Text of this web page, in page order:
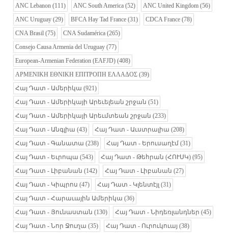
ANC Lebanon (111) ANC South America (52) ANC United Kingdom (56)
ANC Uruguay (29) BFCA Hay Tad France (31) CDCA France (78)
CNA Brasil (75) CNA Sudamérica (265)
Consejo Causa Armenia del Uruguay (77)
European-Armenian Federation (EAFJD) (408)
ΑΡΜΕΝΙΚΗ ΕΘΝΙΚΗ ΕΠΙΤΡΟΠΗ ΕΛΛΑΔΟΣ (39)
Հայ Դատ - Ամերիկա (921)
Հայ Դատ - Ամերիկայի Արեւելեան շրջան (51)
Հայ Դատ - Ամերիկայի Արեւմտեան շրջան (233)
Հայ Դատ - Անգլիա (43) Հայ Դատ - Աւստրալիա (208)
Հայ Դատ - Գանատա (238) Հայ Դատ - Երուսաղէմ (31)
Հայ Դատ - Եւրոպա (543) Հայ Դատ - Թեհրան (ՀՈՒՍԿ) (95)
Հայ Դատ - Լիբանան (142) Հայ Դատ - Լիբանան (27)
Հայ Դատ - Կիպրոս (47) Հայ Դատ - Կլենտէյլ (31)
Հայ Դատ - Հարաւային Ամերիկա (36)
Հայ Դատ - Յունաստան (130) Հայ Դատ - Նիդեռլանդներ (45)
Հայ Դատ - Նոր Ջուղա (35) Հայ Դատ - Ուրուկուայ (38)